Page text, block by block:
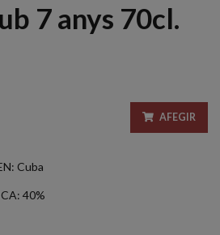
7 anys 70cl.
AFEGIR
Cuba
40%